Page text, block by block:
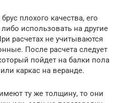
плохого качества, его
использовать на другие
расчетах не учитываются
После расчета следует
пойдет на балки пола
каркас на веранде.
ту же толщину, то они